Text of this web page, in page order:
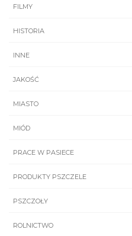
FILMY
HISTORIA
INNE
JAKOŚĆ
MIASTO
MIÓD
PRACE W PASIECE
PRODUKTY PSZCZELE
PSZCZOŁY
ROLNICTWO